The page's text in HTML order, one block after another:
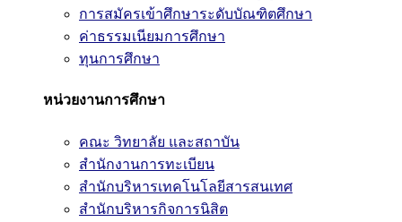
การสมัครเข้าศึกษาระดับบัณฑิตศึกษา
ค่าธรรมเนียมการศึกษา
ทุนการศึกษา
หน่วยงานการศึกษา
คณะ วิทยาลัย และสถาบัน
สำนักงานการทะเบียน
สำนักบริหารเทคโนโลยีสารสนเทศ
สำนักบริหารกิจการนิสิต